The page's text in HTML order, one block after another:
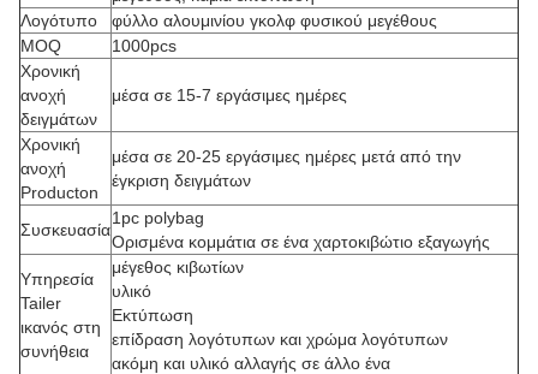
Λογότυπο
φύλλο αλουμινίου γκολφ φυσικού μεγέθους
MOQ
1000pcs
Χρονική
ανοχή
δειγμάτων
μέσα σε 15-7 εργάσιμες ημέρες
Χρονική
ανοχή
Producton
μέσα σε 20-25 εργάσιμες ημέρες μετά από την
έγκριση δειγμάτων
Συσκευασία
1pc polybag
Ορισμένα κομμάτια σε ένα χαρτοκιβώτιο εξαγωγής
Υπηρεσία
Tailer
ικανός στη
συνήθεια
μέγεθος κιβωτίων
υλικό
Εκτύπωση
επίδραση λογότυπων και χρώμα λογότυπων
ακόμη και υλικό αλλαγής σε άλλο ένα